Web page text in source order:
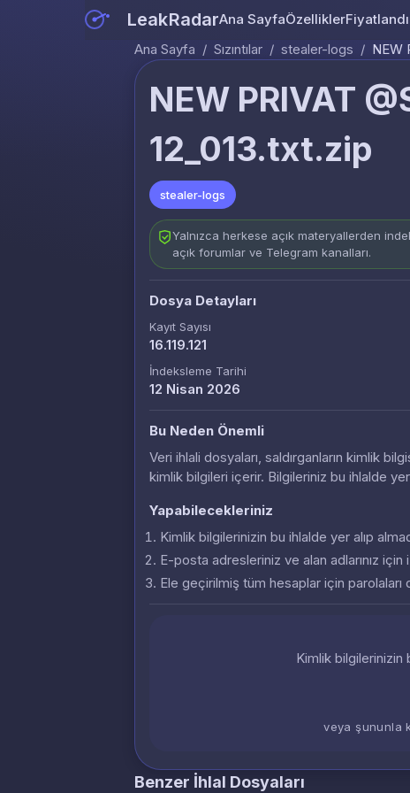
LeakRadarAna SayfaÖzellikler
Ana Sayfa / Sızıntılar / stealer-logs / NEW
NEW PRIVAT
12_013.txt.zip
stealer-logs
Yalnızca herkese açık materyallerden
açık forumlar ve Telegram kanalları.
Dosya Detayları
Kayıt Sayısı
16.119.121
İndeksleme Tarihi
12 Nisan 2026
Bu Neden Önemli
Veri ihlali dosyaları, saldırganların kimlik
kimlik bilgileri içerir. Bilgileriniz bu ihlalde yer
Yapabilecekleriniz
Kimlik bilgilerinizin bu ihlalde yer alıp
E-posta adresleriniz ve alan adlarınız için
Ele geçirilmiş tüm hesaplar için parolaları
Kimlik bilgilerinizin
veya şununla
Benzer İhlal Dosyaları